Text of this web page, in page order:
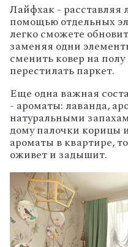
Лайфхак - расставляя
помощью отдельных
легко сможете
заменяя одни
сменить ковер на
перестилать паркет.
Еще одна важная
- ароматы: лаванда,
натуральными
дому палочки корицы
ароматы в квартире,
оживет и задышит.